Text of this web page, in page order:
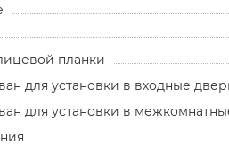
планки
для установки в входные
для установки в